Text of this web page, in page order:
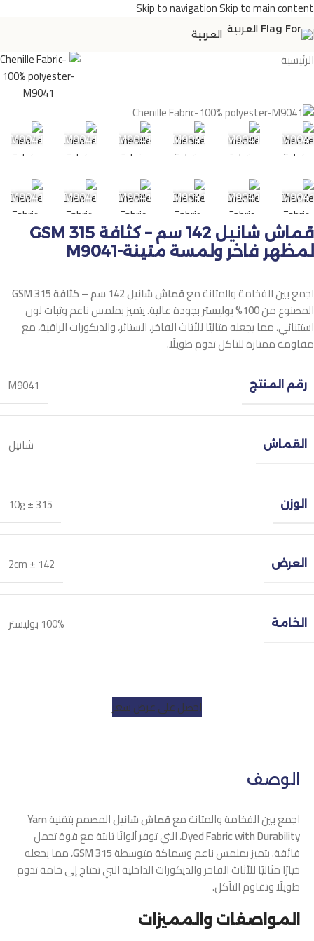
Skip to navigationSkip to main content
العربية
الرئيسية M9041
M9041
M9041
M9041
M9041
M9041
M9041
M9041
M9041
M9041
M9041
قماش شانيل 142 سم – كثافة 315 GSM
لمظهر فاخر ولمسة متينة-M9041
اجمع بين الفخامة والمتانة معقماش شانيل 142 سم – كثافة 315 GSM
المصنوع من100% بوليستر
بجودة عالية. يتميز بملمس ناعم وثبات لون
استثنائي، مما يجعله مثاليًا للأثاث الفاخر، الستائر، والديكورات الراقية، مع
مقاومة ممتازة للتآكل تدوم طويلًا.
رقم المنتج M9041
القماش شانيل
الوزن 315 ± 10g
العرض 142 ± 2cm
الخامة 100% بوليستر
احصل على عرض سعر
الوصف
اجمع بين الفخامة والمتانة معقماش شانيلالمصمم بتقنيةYarn
Dyed Fabric with Durability، التي توفر ألوانًا ثابتة مع قوة تحمل
فائقة. يتميز بملمس ناعم وسماكة متوسطة315 GSM
، مما يجعله
خيارًا مثاليًا للأثاث الفاخر والديكورات الداخلية التي تحتاج إلى خامة تدوم
طويلًا وتقاوم التآكل.
المواصفات والمميزات